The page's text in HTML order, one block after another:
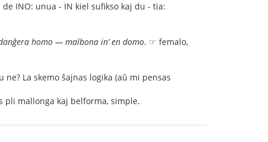
INO: unua - IN kiel sufikso kaj du - tia:
homo — malbona in’ en domo. ☞ femalo,
La skemo ŝajnas logika (aŭ mi pensas
pli mallonga kaj belforma, simple.